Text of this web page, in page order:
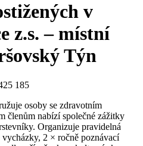
v
z.s. – místní
Týn
185
osoby se zdravotním
členům nabízí společné zážitky
Organizuje pravidelná
2 × ročně poznávací